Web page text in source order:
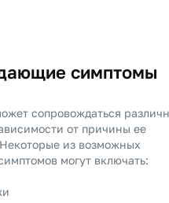
симптомы
сопровождаться
от причины ее
из возможных
могут включать: